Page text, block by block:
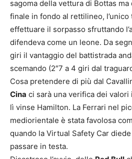
sagoma della vettura di Bottas
finale in fondo al rettilineo,
effettuare il sorpasso sfruttando
difendeva come un leone. Da
giri il vantaggio del battistrada
scemando (2″7 a 4 giri dal
Cosa pretendere di più dal
Cina ci sarà una verifica dei valori
lì vinse Hamilton. La Ferrari nel
mediorientale è stata favolosa
quando la Virtual Safety Car diede
passare in testa.